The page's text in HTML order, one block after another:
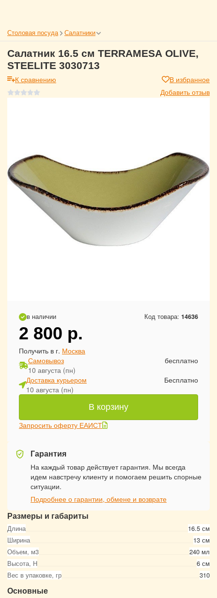
Столовая посуда Салатники
Салатник 16.5 см TERRAMESA OLIVE,
STEELITE 3030713
К сравнению
В избранное
Добавить отзыв
Размеры и габариты
Длина
16.5 см
Ширина
13 см
Объем, м3
240 мл
Высота, Н
6 см
Вес в упаковке, гр
310
Основные
в наличии Код товара: 14636
2 800 р.
Получить в г. Москва
Самовывоз
10 августа (пн)
бесплатно
Доставка курьером
10 августа (пн)
Бесплатно
В корзину
Запросить оферту ЕАИСТ
Гарантия
На каждый товар действует гарантия. Мы всегда
идем навстречу клиенту и помогаем решить спорные
ситуации.
Подробнее о гарантии, обмене и возврате